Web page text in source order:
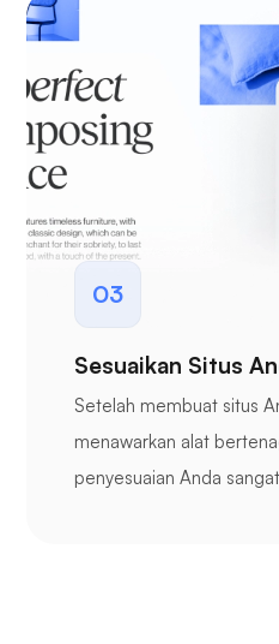
03
Sesuaikan Situs
Setelah membuat situs
menawarkan alat
penyesuaian Anda